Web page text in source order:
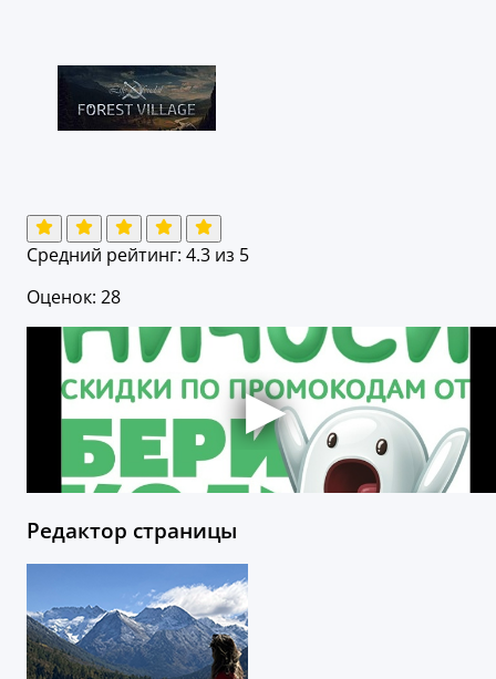
Средний рейтинг: 4.3 из 5
Оценок: 28
Редактор страницы